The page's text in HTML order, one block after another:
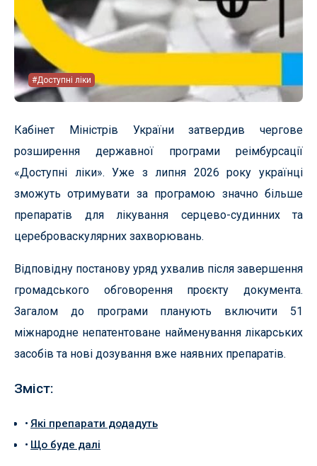
#Доступні ліки
Кабінет Міністрів України затвердив чергове
розширення державної програми реімбурсації
«Доступні ліки». Уже з липня 2026 року українці
зможуть отримувати за програмою значно більше
препаратів для лікування серцево-судинних та
цереброваскулярних захворювань.
Відповідну постанову уряд ухвалив після завершення
громадського обговорення проєкту документа.
Загалом до програми планують включити 51
міжнародне непатентоване найменування лікарських
засобів та нові дозування вже наявних препаратів.
Зміст:
Які препарати додадуть
Що буде далі